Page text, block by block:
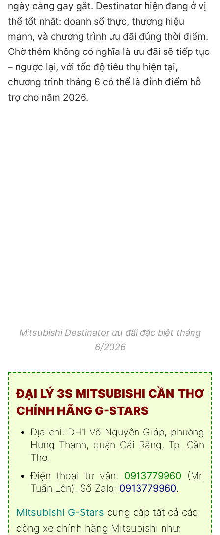
ngày càng gay gắt. Destinator hiện đang ở vị
thế tốt nhất: doanh số thực, thương hiệu
mạnh, và chương trình ưu đãi đúng thời điểm.
Chờ thêm không có nghĩa là ưu đãi sẽ tiếp tục
– ngược lại, với tốc độ tiêu thụ hiện tại,
chương trình tháng 6 có thể là đỉnh điểm hỗ
trợ cho năm 2026.
Mitsubishi Destinator ưu đãi đặc biệt tháng
6/2026
ĐẠI LÝ 3S MITSUBISHI CẦN THƠ
CHÍNH HÃNG G-STARS
Địa chỉ: DH1 Võ Nguyên Giáp, phường
Hưng Thạnh, quận Cái Răng, Tp. Cần
Thơ.
Điện thoại tư vấn: 0913779960(Mr.
Tuấn Lên). Số Zalo: 0913779960.
Mitsubishi G-Stars cung cấp tất cả các
dòng xe chính hãng Mitsubishi như: